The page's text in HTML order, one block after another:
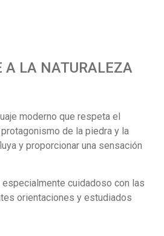
LA NATURALEZA
moderno que respeta el
de la piedra y la
y proporcionar una sensación
cuidadoso con las
orientaciones y estudiados